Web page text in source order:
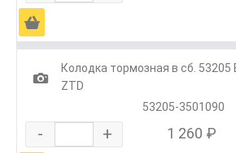
Ä
1
Колодка тормозная в сб. 53205
ZTD
53205-3501090
- + 1 260 ₽